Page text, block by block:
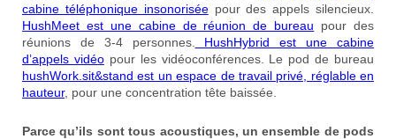
cabine téléphonique insonoriséepour des appels silencieux.
HushMeet est une cabine de réunion de bureau pour des
réunions de 3-4 personnes.
HushHybrid est une cabine
d’appels vidéopour les vidéoconférences. Le pod de bureau
hushWork.sit&stand est un espace de travail privé, réglable en
hauteur, pour une concentration tête baissée.
Parce qu’ils sont tous acoustiques, un ensemble de pods